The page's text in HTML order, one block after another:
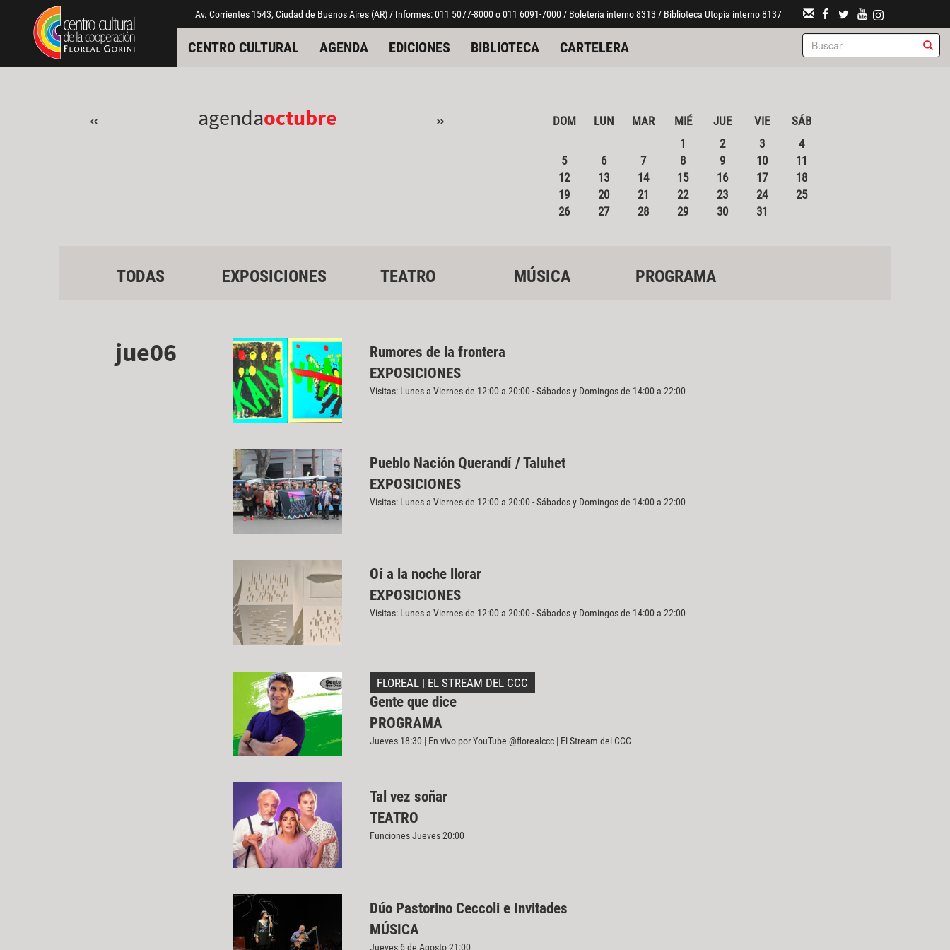
Pasar al contenido principal
Jump to main content Av. Corrientes 1543, Ciudad de Buenos Aires (AR) / Informes: 011 5077-8000 o 011 6091-7000 / Boletería interno 8313 / Biblioteca Utopía interno 8137
CENTRO CULTURAL AGENDA EDICIONES BIBLIOTECA CARTELERA
« agendaoctubre » DOM LUN MAR MIÉ JUE VIE
SÁB
1
2 3
4
5
6 7 8 9 10
11
12
13 14 15 16 17
18
19
20 21 22 23 24
25
26
27 28 29 30 31
TODAS EXPOSICIONES TEATRO MÚSICA PROGRAMA
jue06
Rumores de la frontera
EXPOSICIONES
Visitas: Lunes a Viernes de 12:00 a 20:00 - Sábados y Domingos de 14:00 a 22:00
Pueblo Nación Querandí / Taluhet
EXPOSICIONES
Visitas: Lunes a Viernes de 12:00 a 20:00 - Sábados y Domingos de 14:00 a 22:00
Oí a la noche llorar
EXPOSICIONES
Visitas: Lunes a Viernes de 12:00 a 20:00 - Sábados y Domingos de 14:00 a 22:00
FLOREAL | EL STREAM DEL CCC
Gente que dice
PROGRAMA
Jueves 18:30 | En vivo por YouTube @florealccc | El Stream del CCC
Tal vez soñar
TEATRO
Funciones Jueves 20:00
Dúo Pastorino Ceccoli e Invitades
MÚSICA
Jueves 6 de Agosto 21:00